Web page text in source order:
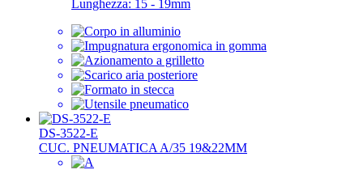
Lunghezza: 15 - 19mm
DS-3522-E
CUC. PNEUMATICA A/35 19&22MM